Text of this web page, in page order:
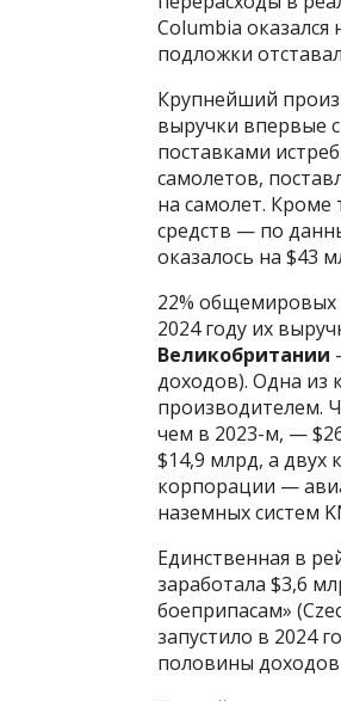
Columbia
подложки
Крупнейший
выручки впервые с
поставками
самолетов,
на самолет. Кроме
средств — по
оказалось на $43
22% общемировых
2024 году их
Великобритании
доходов). Одна из
производителем.
чем в 2023-м, —
$14,9 млрд, а двух
корпорации —
наземных систем
Единственная в
заработала $3,6
боеприпасам»
запустило в 2024
половины